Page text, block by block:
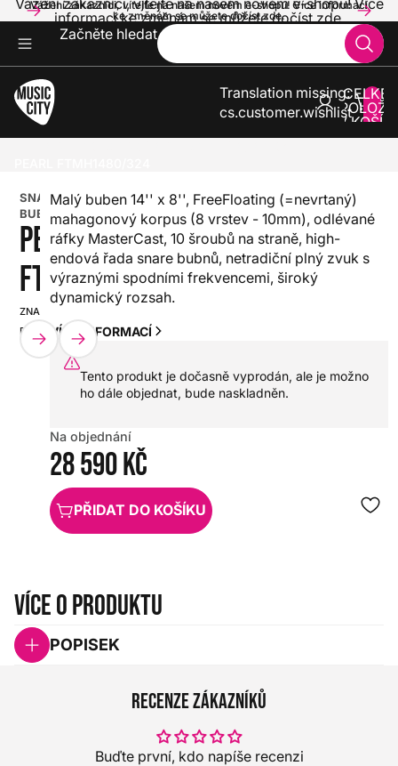
Vážení zákazníci, vítejte na našem novém e-shopu! Více informací
ke změnám se můžete dočíst zde.
Vážení zákazníci, vítejte na našem novém e-shopu! Více
informací ke změnám se můžete dočíst zde.
Začněte hledat
Translation missing:
cs.customer.wishlist
V
0
SNARE
BUBÍNEK
PEARL
FTMH1480/324
ZNAČKA:
PEARL
HX0000000067846
Malý buben 14'' x 8'', FreeFloating (=nevrtaný)
mahagonový korpus (8 vrstev - 10mm), odlévané
ráfky MasterCast, 10 šroubů na straně, high-
endová řada snare bubnů, netradiční plný zvuk s
výraznými spodními frekvencemi, široký
dynamický rozsah.
VÍCE INFORMACÍ
Tento produkt je dočasně vyprodán, ale je možno
ho dále objednat, bude naskladněn.
Na objednání
28 590 Kč
PŘIDAT DO KOŠÍKU
Více o produktu
POPISEK
Recenze zákazníků
Buďte první, kdo napíše recenzi